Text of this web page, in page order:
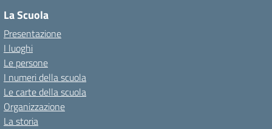
La Scuola
Presentazione
I luoghi
Le persone
I numeri della scuola
Le carte della scuola
Organizzazione
La storia